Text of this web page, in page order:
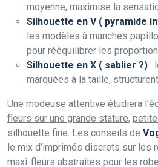
moyenne, maximise la
Silhouette en V ( pyramide
les modèles à manches
pour rééquilibrer les
Silhouette en X ( sablier ?) :
marquées à la taille,
Une modeuse attentive étudiera
fleurs sur une grande stature,
silhouette fine . Les conseils de
le mix d’imprimés discrets sur les
maxi-fleurs abstraites pour les